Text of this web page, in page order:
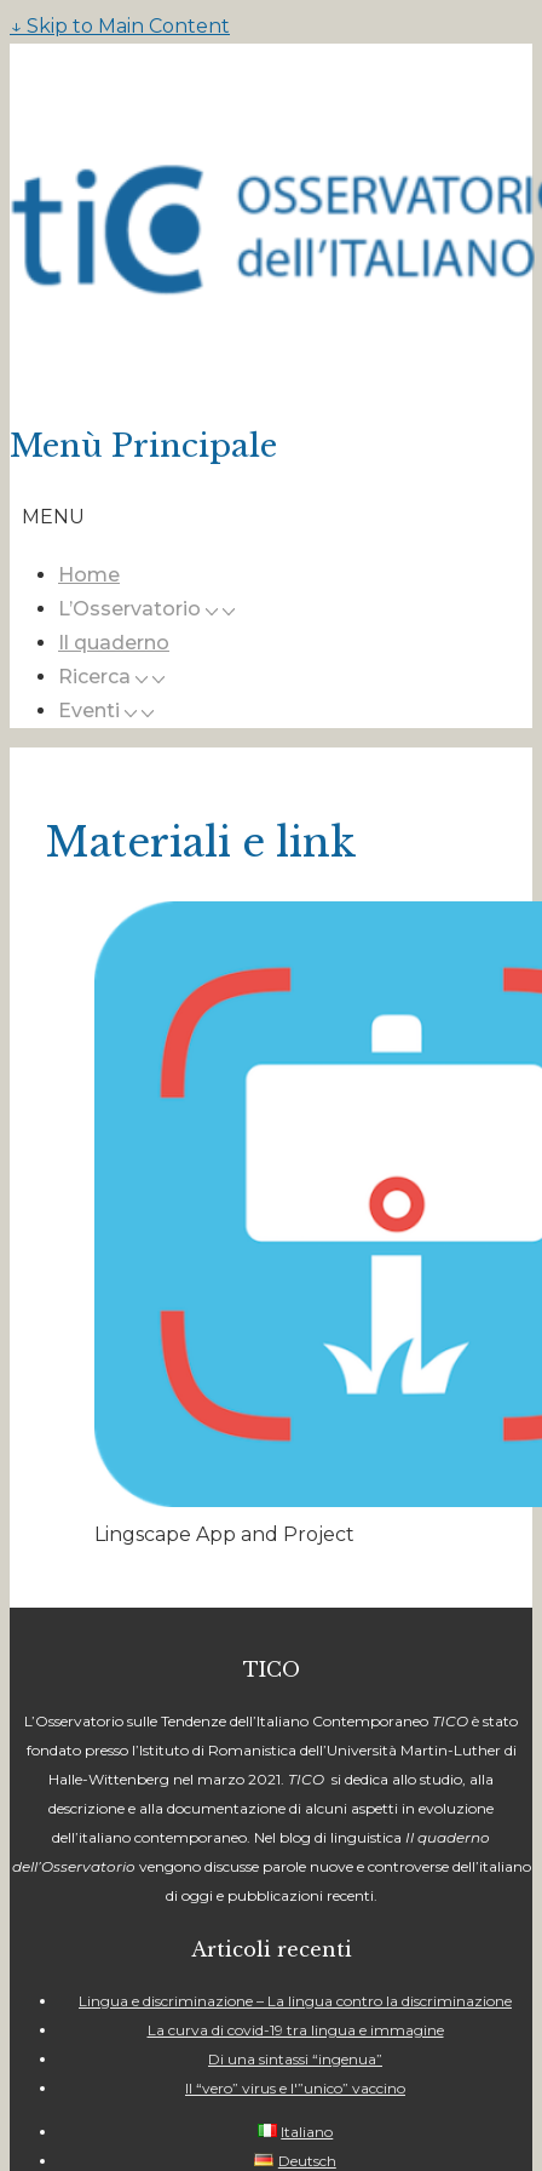
↓ Skip to Main Content
Menù Principale
MENU
Home
L’Osservatorio
Il quaderno
Ricerca
Eventi
Materiali e link
Lingscape App and Project
TICO
L’Osservatorio sulle Tendenze dell’Italiano Contemporaneo TICO è stato
fondato presso l’Istituto di Romanistica dell’Università Martin-Luther di
Halle-Wittenberg nel marzo 2021. TICO si dedica allo studio, alla
descrizione e alla documentazione di alcuni aspetti in evoluzione
dell’italiano contemporaneo. Nel blog di linguistica Il quaderno
dell’Osservatorio vengono discusse parole nuove e controverse dell’italiano
di oggi e pubblicazioni recenti.
Articoli recenti
Lingua e discriminazione – La lingua contro la discriminazione
La curva di covid-19 tra lingua e immagine
Di una sintassi “ingenua”
Il “vero” virus e l'”unico” vaccino
Italiano
Deutsch